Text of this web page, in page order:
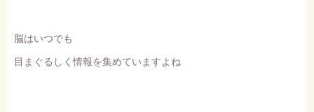
脳はいつでも
目まぐるしく情報を集めていますよね